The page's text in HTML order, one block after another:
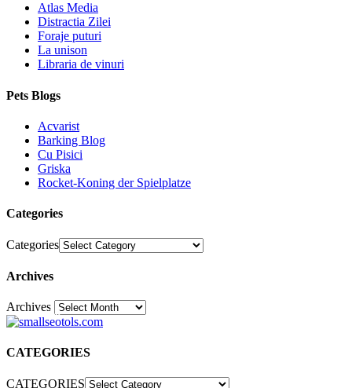
Atlas Media
Distractia Zilei
Foraje puturi
La unison
Libraria de vinuri
Pets Blogs
Acvarist
Barking Blog
Cu Pisici
Griska
Rocket-Koning der Spielplatze
Categories
Categories
Archives
Archives30
CATEGORIES
CATEGORIES